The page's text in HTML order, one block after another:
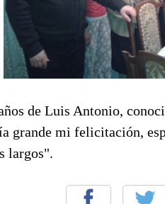
de Luis Antonio,
grande mi felicitación,
largos".